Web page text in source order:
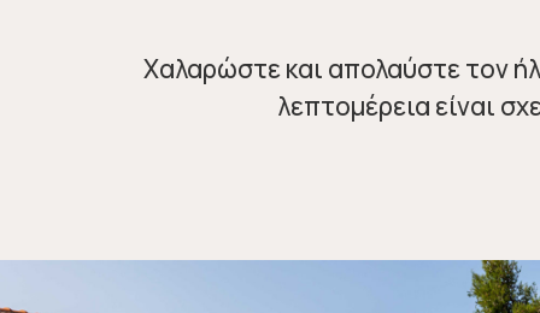
Χαλαρώστε και απολαύστε τον
λεπτομέρεια είναι